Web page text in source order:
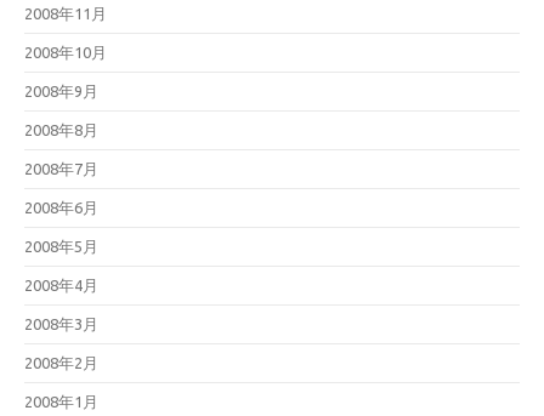
2008年11月
2008年10月
2008年9月
2008年8月
2008年7月
2008年6月
2008年5月
2008年4月
2008年3月
2008年2月
2008年1月